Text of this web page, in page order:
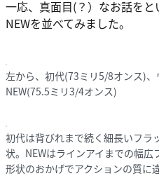
一応、真面目(？）なお話をと
NEWを並べてみました。
左から、初代(73ミリ5/8オンス)、
NEW(75.5ミリ3/4オンス)
初代は背びれまで続く細長いフラ
状。NEWはラインアイまでの幅
形状のおかげでアクションの質に